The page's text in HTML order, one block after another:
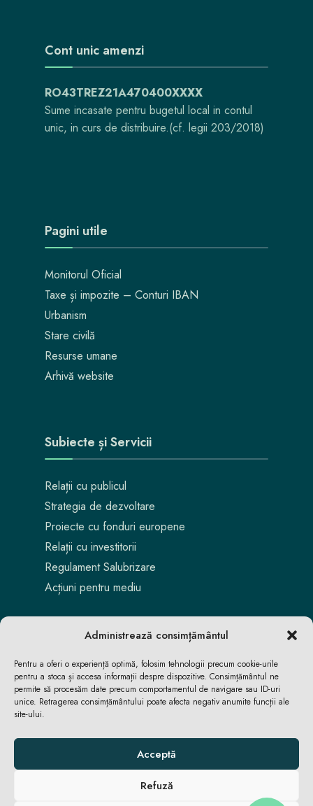
Administrează consimțământul
Pentru a oferi o experiență optimă, folosim tehnologii precum cookie-urile
pentru a stoca și accesa informații despre dispozitive. Consimțământul ne
permite să procesăm date precum comportamentul de navigare sau ID-uri
unice. Retragerea consimțământului poate afecta negativ anumite funcții ale
site-ului.
Acceptă
Refuză
Cont unic amenzi
RO43TREZ21A470400XXXX
Sume incasate pentru bugetul local in contul
unic, in curs de distribuire.(cf. legii 203/2018)
Pagini utile
Monitorul Oficial
Taxe și impozite – Conturi IBAN
Urbanism
Stare civilă
Resurse umane
Arhivă website
Subiecte și Servicii
Relații cu publicul
Strategia de dezvoltare
Proiecte cu fonduri europene
Relații cu investitorii
Regulament Salubrizare
Acțiuni pentru mediu
ACASĂ ȘTIRI